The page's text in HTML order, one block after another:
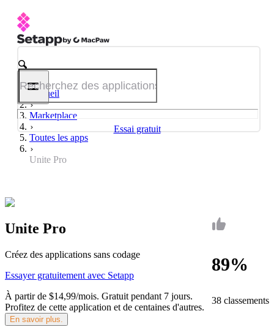
Essai gratuit
Accueil
Marketplace
Toutes les apps
Unite Pro
89%
38 classements
Unite Pro
Créez des applications sans codage
Essayer gratuitement avec Setapp
À partir de $14,99/mois. Gratuit pendant 7 jours.
Profitez de cette application et de centaines d'autres.
En savoir plus.